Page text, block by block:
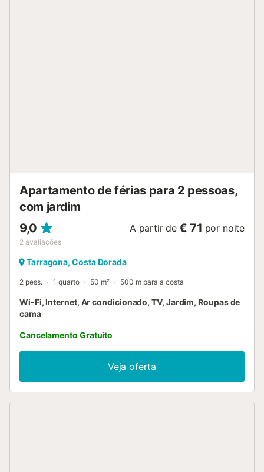
Apartamento de férias para 2 pessoas,
com jardim
9,0
2 avaliações
A partir de € 71 por noite
Tarragona, Costa Dorada
2 pess. 1 quarto 50 m² 500 m para a costa
Wi-Fi, Internet, Ar condicionado, TV, Jardim, Roupas de
cama
Cancelamento Gratuito
Veja oferta